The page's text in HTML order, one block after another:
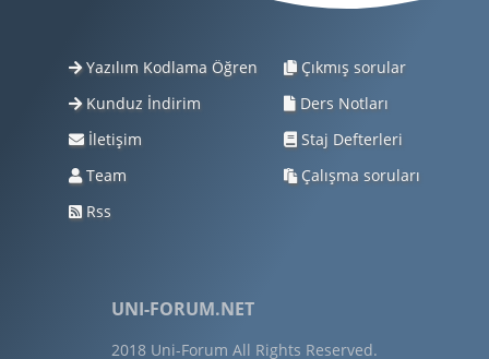
Yazılım Kodlama Öğren
Kunduz İndirim
İletişim
Team
Rss
Çıkmış sorular
Ders Notları
Staj Defterleri
Çalışma soruları
UNI-FORUM.NET
2018 Uni-Forum All Rights Reserved.